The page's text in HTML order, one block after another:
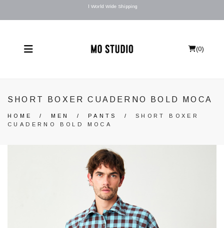
l World Wide Shipping
(0)
SHORT BOXER CUADERNO BOLD MOCA
HOME / MEN / PANTS / SHORT BOXER
CUADERNO BOLD MOCA